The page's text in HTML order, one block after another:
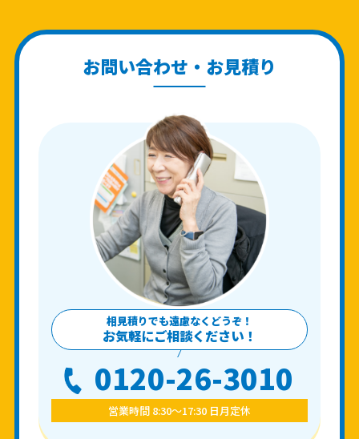
お問い合わせ・お見積り
相見積りでも遠慮なくどうぞ！
お気軽にご相談ください！
0120-26-3010
営業時間 8:30〜17:30 日月定休